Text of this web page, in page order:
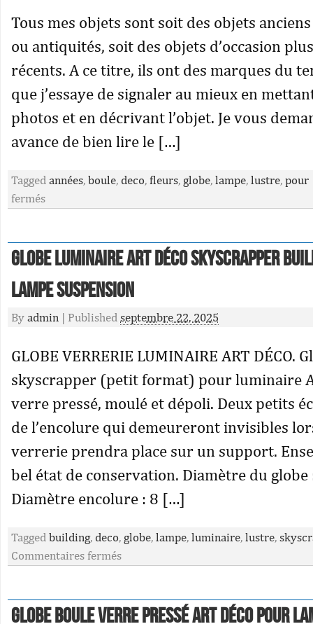
Tous mes objets sont soit des objets
ou antiquités, soit des objets d’occasion
récents. A ce titre, ils ont des marques du
que j’essaye de signaler au mieux en
photos et en décrivant l’objet. Je vous
avance de bien lire le […]
Tagged années, boule, deco, fleurs, globe, lampe, lustre, pour
fermés
Globe luminaire Art Déco Skyscrapper
Lampe Suspension
By admin | Published septembre 22, 2025
GLOBE VERRERIE LUMINAIRE ART DÉCO.
skyscrapper (petit format) pour luminaire
verre pressé, moulé et dépoli. Deux petits
de l’encolure qui demeureront invisibles
verrerie prendra place sur un support.
bel état de conservation. Diamètre du globe
Diamètre encolure : 8 […]
Tagged building, deco, globe, lampe, luminaire, lustre,
Commentaires fermés
Globe boule verre pressé art déco pour